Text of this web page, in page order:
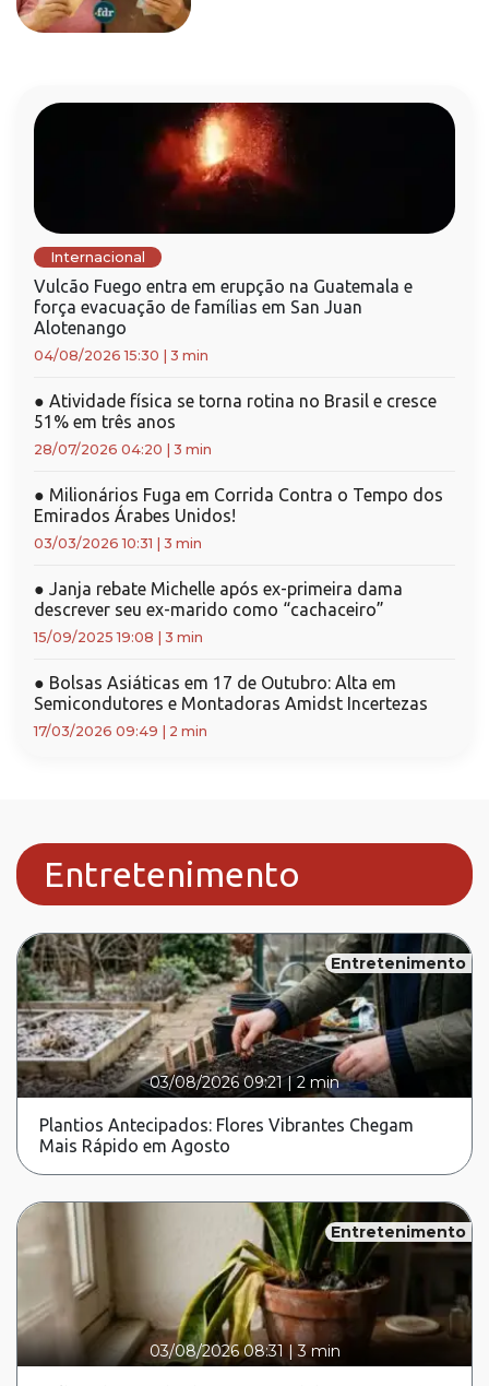
Internacional
Vulcão Fuego entra em erupção na Guatemala e
força evacuação de famílias em San Juan
Alotenango
04/08/2026 15:30 3 min
● Atividade física se torna rotina no Brasil e cresce
51% em três anos
28/07/2026 04:20 3 min
● Milionários Fuga em Corrida Contra o Tempo dos
Emirados Árabes Unidos!
03/03/2026 10:31 3 min
● Janja rebate Michelle após ex-primeira dama
descrever seu ex-marido como “cachaceiro”
15/09/2025 19:08 3 min
● Bolsas Asiáticas em 17 de Outubro: Alta em
Semicondutores e Montadoras Amidst Incertezas
17/03/2026 09:49 2 min
Entretenimento
Entretenimento
03/08/2026 09:21|2 min
Plantios Antecipados: Flores Vibrantes Chegam
Mais Rápido em Agosto
Entretenimento
03/08/2026 08:31 |3 min